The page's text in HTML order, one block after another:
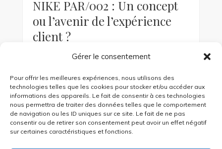
Gérer le consentement
Pour offrir les meilleures expériences, nous utilisons des
technologies telles que les cookies pour stocker et/ou accéder aux
informations des appareils. Le fait de consentir à ces technologies
nous permettra de traiter des données telles que le comportement
de navigation ou les ID uniques sur ce site. Le fait de ne pas
consentir ou de retirer son consentement peut avoir un effet négatif
sur certaines caractéristiques et fonctions.
NIKE PAR/002 : Un concept
ou l’avenir de l’expérience
client ?
La marque a virgule s’est lancée dans une
mouvement « Move to Zero ». Ce dernier
s’inscrit dans la stratégie […]
KEEP READING